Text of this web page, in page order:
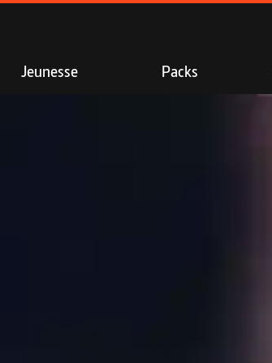
Jeunesse Packs